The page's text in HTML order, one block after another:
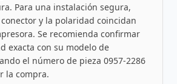
Para una instalación segura,
y la polaridad coincidan
Se recomienda confirmar
exacta con su modelo de
el número de pieza 0957-2286
la compra.